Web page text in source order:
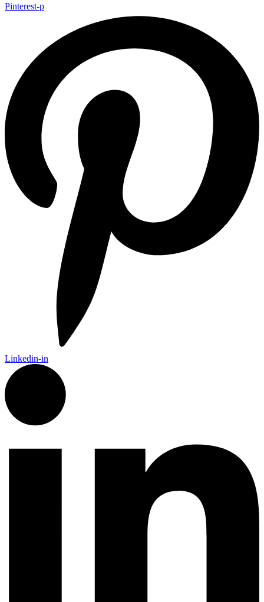
Pinterest-p
Linkedin-in